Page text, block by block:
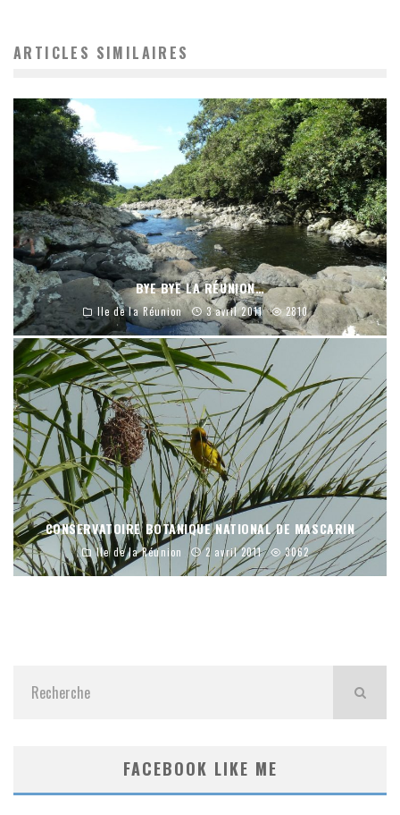
ARTICLES SIMILAIRES
BYE BYE LA RÉUNION…
Ile de la Réunion 3 avril 2011 2810
CONSERVATOIRE BOTANIQUE NATIONAL DE MASCARIN
Ile de la Réunion 2 avril 2011 3062
FACEBOOK LIKE ME